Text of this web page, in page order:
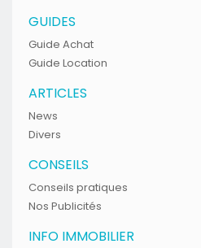
GUIDES
Guide Achat
Guide Location
ARTICLES
News
Divers
CONSEILS
Conseils pratiques
Nos Publicités
INFO IMMOBILIER